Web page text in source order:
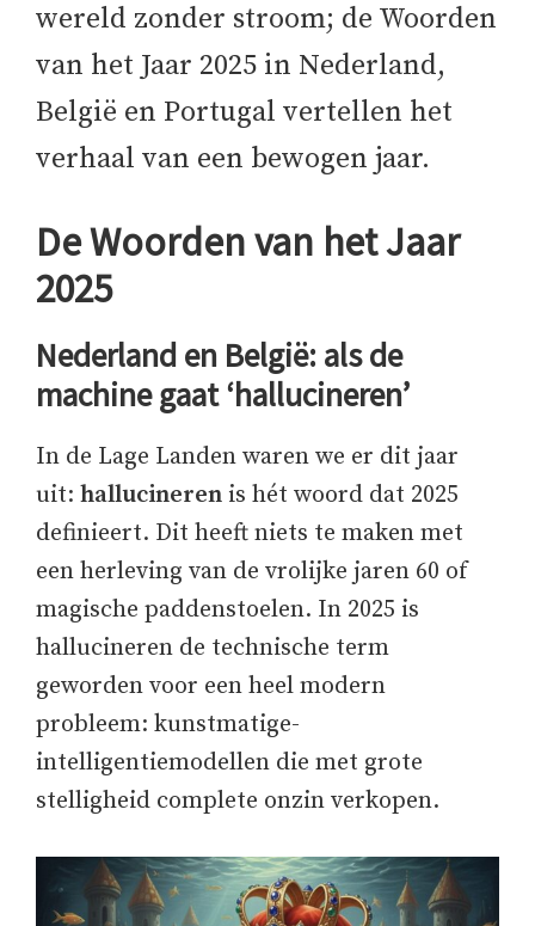
wereld zonder stroom; de Woorden
van het Jaar 2025 in Nederland,
België en Portugal vertellen het
verhaal van een bewogen jaar.
De Woorden van het Jaar
2025
Nederland en België: als de
machine gaat ‘hallucineren’
In de Lage Landen waren we er dit jaar
uit: hallucineren is hét woord dat 2025
definieert. Dit heeft niets te maken met
een herleving van de vrolijke jaren 60 of
magische paddenstoelen. In 2025 is
hallucineren de technische term
geworden voor een heel modern
probleem: kunstmatige-
intelligentiemodellen die met grote
stelligheid complete onzin verkopen.